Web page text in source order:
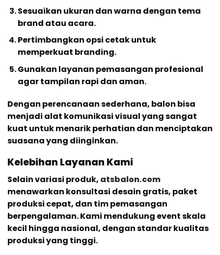
Sesuaikan ukuran dan warna dengan tema
brand atau acara.
Pertimbangkan opsi cetak untuk
memperkuat branding.
Gunakan layanan pemasangan profesional
agar tampilan rapi dan aman.
Dengan perencanaan sederhana, balon bisa
menjadi alat komunikasi visual yang sangat
kuat untuk menarik perhatian dan menciptakan
suasana yang diinginkan.
Kelebihan Layanan Kami
Selain variasi produk, atsbalon.com
menawarkan konsultasi desain gratis, paket
produksi cepat, dan tim pemasangan
berpengalaman. Kami mendukung event skala
kecil hingga nasional, dengan standar kualitas
produksi yang tinggi.